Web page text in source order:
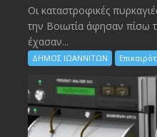
Οι καταστροφικές
την Bοιωτία άφησαν
έχασαν...
ΔΗΜΟΣ ΙΩΑΝΝΙΤΩΝ